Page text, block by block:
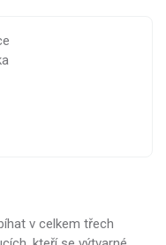
v celkem třech